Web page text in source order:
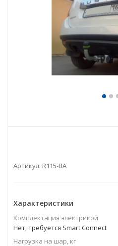
Артикул: R115-BA
Характеристики
Комплектация электрикой
Нет, требуется Smart Connect
Нагрузка на шар, кг